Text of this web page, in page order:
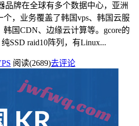
品牌在全球有多个数据中心，亚洲
，业务覆盖了韩国vps、韩国云服
国CDN、边缘云计算等。gcore的
SSD raid10阵列，有Linux...
阅读(2689)去评论